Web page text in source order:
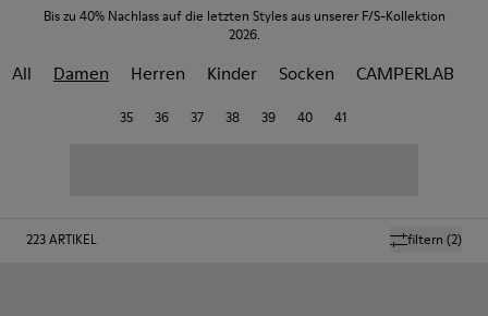
Bis zu 40% Nachlass auf die letzten Styles aus unserer F/S-Kollektion
2026.
All Damen Herren Kinder Socken CAMPERLAB
35 36 37 38 39 40 41
filtern (2)
223ARTIKEL